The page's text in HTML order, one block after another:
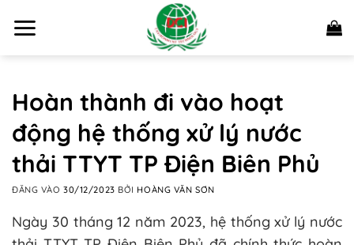
qua
Hoàn thành đi vào hoạt
động hệ thống xử lý nước
thải TTYT TP Điện Biên Phủ
ĐĂNG VÀO30/12/2023 BỞI HOÀNG VĂN SƠN
Ngày 30 tháng 12 năm 2023, hệ thống xử lý nước